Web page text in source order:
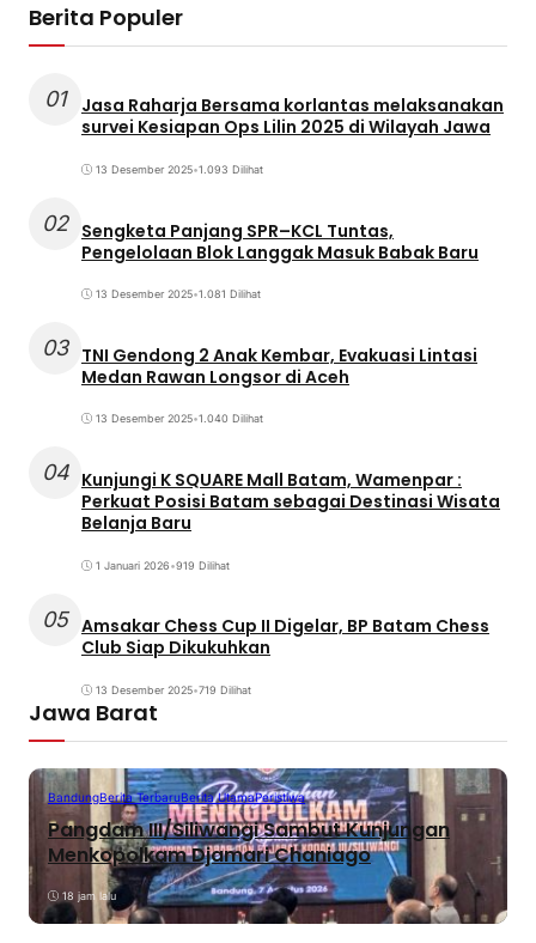
Berita Populer
01
Jasa Raharja Bersama korlantas melaksanakan
survei Kesiapan Ops Lilin 2025 di Wilayah Jawa
13 Desember 2025•1.093 Dilihat
02 Sengketa Panjang SPR–KCL Tuntas,
Pengelolaan Blok Langgak Masuk Babak Baru
13 Desember 2025•1.081 Dilihat
03 TNI Gendong 2 Anak Kembar, Evakuasi Lintasi
Medan Rawan Longsor di Aceh
13 Desember 2025•1.040 Dilihat
04 Kunjungi K SQUARE Mall Batam, Wamenpar :
Perkuat Posisi Batam sebagai Destinasi Wisata
Belanja Baru
1 Januari 2026•919 Dilihat
05 Amsakar Chess Cup II Digelar, BP Batam Chess
Club Siap Dikukuhkan
13 Desember 2025•719 Dilihat
Jawa Barat
BandungBerita TerbaruBerita UtamaPeristiwa
Pangdam III/Siliwangi Sambut Kunjungan
Menkopolkam Djamari Chaniago
18 jam lalu